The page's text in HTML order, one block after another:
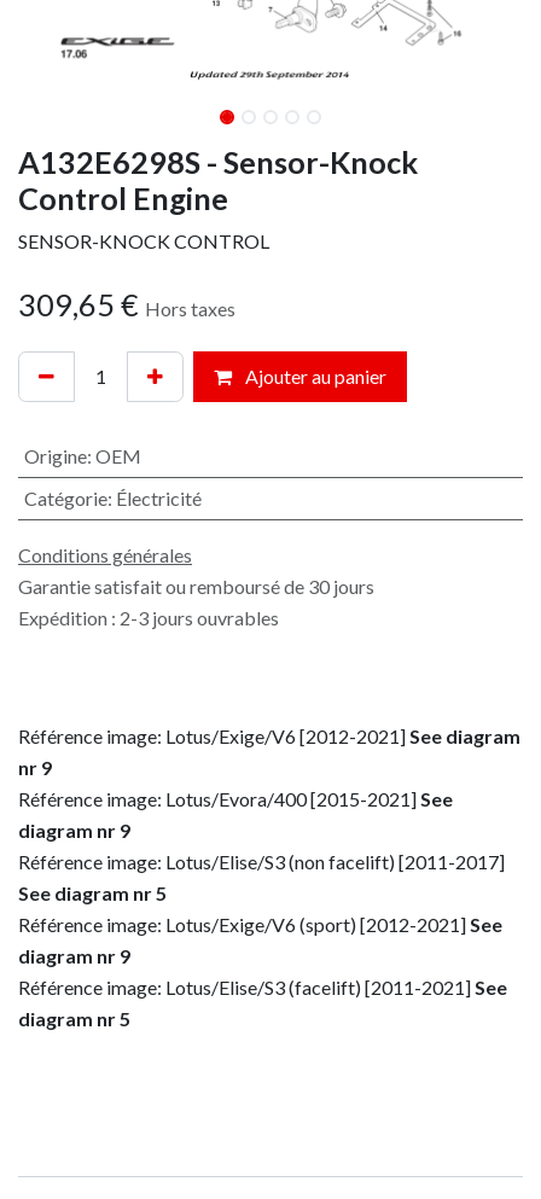
A132E6298S - Sensor-Knock
Control Engine
SENSOR-KNOCK CONTROL
309,65 € Hors taxes
Ajouter au panier
Origine: OEM
Catégorie: Électricité
Conditions générales
Garantie satisfait ou remboursé de 30 jours
Expédition : 2-3 jours ouvrables
Référence image: Lotus/Exige/V6 [2012-2021]See diagram
nr 9
Référence image: Lotus/Evora/400 [2015-2021]See
diagram nr 9
Référence image: Lotus/Elise/S3 (non facelift) [2011-2017]
See diagram nr 5
Référence image: Lotus/Exige/V6 (sport) [2012-2021]See
diagram nr 9
Référence image: Lotus/Elise/S3 (facelift) [2011-2021]See
diagram nr 5